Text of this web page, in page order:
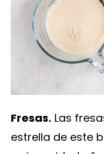
Fresas. Las
estrella de este